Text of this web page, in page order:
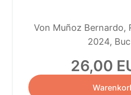
Von Muñoz Bernardo,
2024,
26,00